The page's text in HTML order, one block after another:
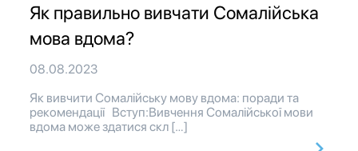
Як правильно вивчати Сомалійська
мова вдома?
08.08.2023
Як вивчити Сомалійську мову вдома: поради та
рекомендації Вступ:Вивчення Сомалійської мови
вдома може здатися скл […]